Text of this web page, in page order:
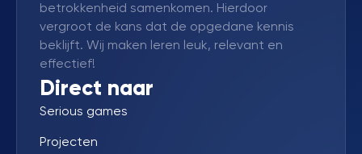
betrokkenheid samenkomen. Hierdoor
vergroot de kans dat de opgedane kennis
beklijft. Wij maken leren leuk, relevant en
effectief!
Direct naar
Serious games
Projecten